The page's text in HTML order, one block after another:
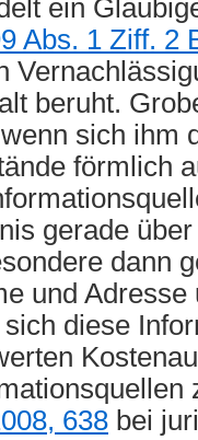
ein
Abs. 1 Ziff. 2
beruht.
sich ihm
förmlich
gerade
dann
und Adresse
diese
638 bei